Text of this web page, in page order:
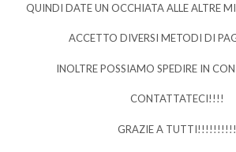
QUINDI DATE UN OCCHIATA ALLE ALTRE
ACCETTO DIVERSI METODI DI
INOLTRE POSSIAMO SPEDIRE IN
CONTATTATECI!!!!
GRAZIE A TUTTI!!!!!!!!!!